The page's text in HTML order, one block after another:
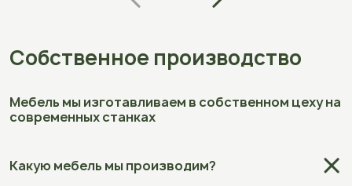
Собственное производство
Мебель мы изготавливаем в собственном цеху на
современных станках
Какую мебель мы производим?